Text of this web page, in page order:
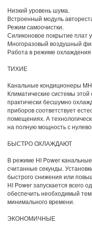
Низкий уровень шума.
Встроенный модуль
Режим самоочистки.
Силиконовое покрытие плат
Многоразовый воздушный
Работа в режиме
ТИХИЕ
Канальные кондиционеры
Климатические системы
практически бесшумно
приборов соответствует
помещениях. А
на полную мощность с
БЫСТРО ОХЛАЖДАЮТ
В режиме HI Power
считанные секунды.
быстрого снижения или
HI Power запускается всего
обеспечить необходимый
минимального времени.
ЭКОНОМИЧНЫЕ